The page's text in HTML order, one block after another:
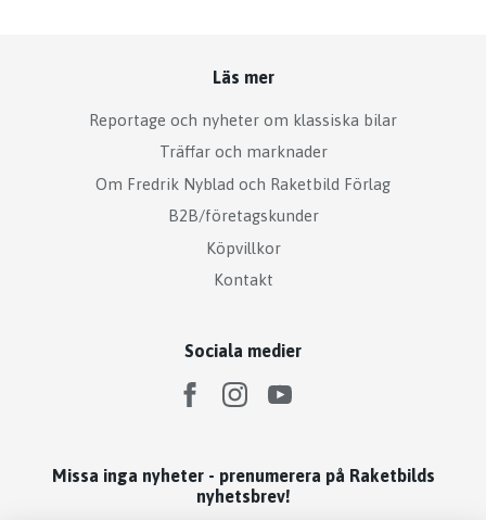
Läs mer
Reportage och nyheter om klassiska bilar
Träffar och marknader
Om Fredrik Nyblad och Raketbild Förlag
B2B/företagskunder
Köpvillkor
Kontakt
Sociala medier
Missa inga nyheter - prenumerera på Raketbilds
nyhetsbrev!